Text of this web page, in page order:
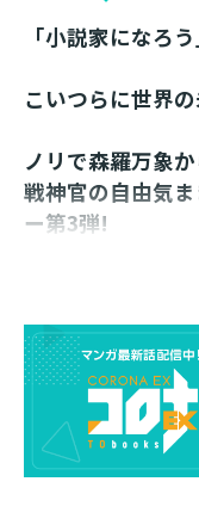
「小説家になろ
こいつらに世界
ノリで森羅万象
戦神官の自由気
ー第3弾!
「お前さんしかい
」
イベントで見事1位
エストの依頼がきた。
トラブルどんと来
むがーー